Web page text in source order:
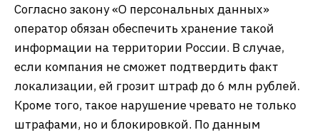
Согласно закону «О персональных данных»
оператор обязан обеспечить хранение такой
информации на территории России. В случае,
если компания не сможет подтвердить факт
локализации, ей грозит штраф до 6 млн рублей.
Кроме того, такое нарушение чревато не только
штрафами, но и блокировкой. По данным